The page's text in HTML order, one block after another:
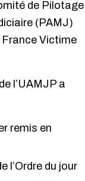
de Pilotage
(PAMJ)
France Victime
l’UAMJP a
remis en
l’Ordre du jour